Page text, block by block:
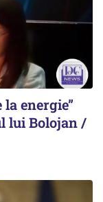
energie”
lui Bolojan /